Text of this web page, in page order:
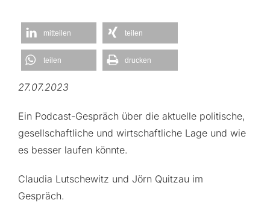
mitteilen teilen
teilen drucken
27.07.2023
Ein Podcast-Gespräch über die aktuelle politische,
gesellschaftliche und wirtschaftliche Lage und wie
es besser laufen könnte.
Claudia Lutschewitz und Jörn Quitzau im
Gespräch.